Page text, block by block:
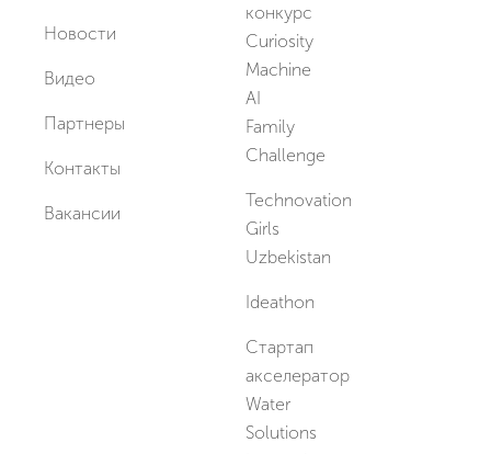
Новости
Видео
Партнеры
Контакты
Вакансии
конкурс
Curiosity
Machine
AI
Family
Challenge
Technovation
Girls
Uzbekistan
Ideathon
Стартап
акселератор
Water
Solutions